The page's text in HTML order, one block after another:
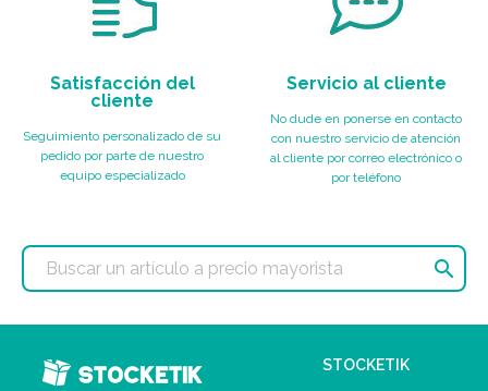
Satisfacción del
cliente
Seguimiento personalizado de su
pedido por parte de nuestro
equipo especializado
Servicio al cliente
No dude en ponerse en contacto
con nuestro servicio de atención
al cliente por correo electrónico o
por teléfono

STOCKETIK